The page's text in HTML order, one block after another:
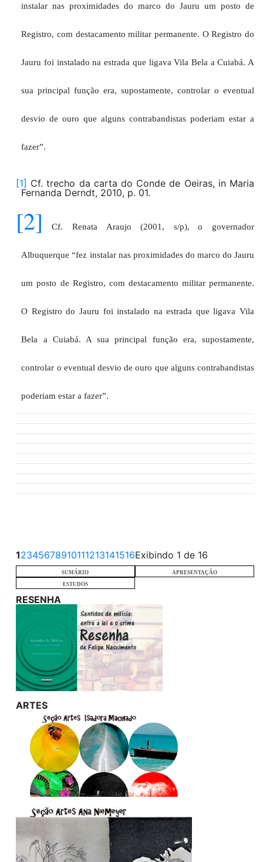
instalar nas proximidades do marco do Jauru um posto de
Registro, com destacamento militar permanente. O Registro do
Jauru foi instalado na estrada que ligava Vila Bela a Cuiabá. A
suaprincipal funçãoera,supostamente, controlar o eventual
desvio de ouro que alguns contrabandistas poderiam estar a
fazer”.
[1] Cf. trecho da carta do Conde de Oeiras, in Maria
Fernanda Derndt, 2010, p. 01.
[2] Cf.Renata Araujo (2001, s/p), o governador
Albuquerque“fez instalar nas proximidades do marco do Jauru
um posto de Registro, com destacamento militar permanente.
O Registro do Jauru foi instalado na estrada que ligava Vila
Bela a Cuiabá. A suaprincipal função era,supostamente,
controlar o eventual desvio de ouro que alguns contrabandistas
poderiam estar a fazer”.
12345678910111213141516Exibindo 1 de 16
SUMÁRIO
APRESENTAÇÃO
ESTUDOS
RESENHA
ARTES